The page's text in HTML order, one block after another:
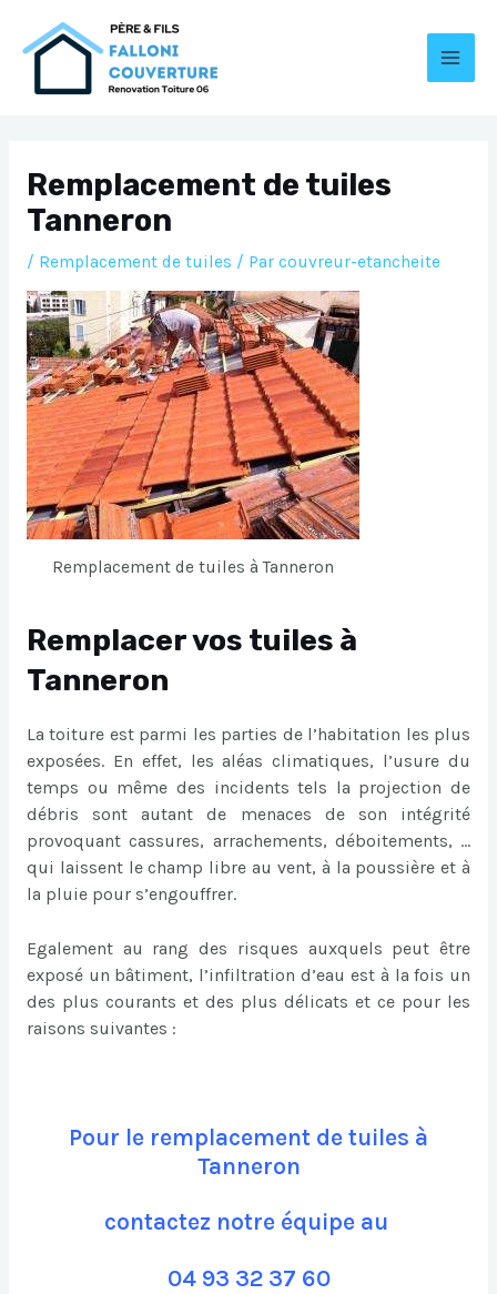
Remplacement de tuiles
Tanneron
/ Remplacement de tuiles / Par couvreur-etancheite
Remplacement de tuiles à Tanneron
Remplacer vos tuiles à
Tanneron
La toiture est parmi les parties de l’habitation les plus
exposées. En effet, les aléas climatiques, l’usure du
temps ou même des incidents tels la projection de
débris sont autant de menaces de son intégrité
provoquant cassures, arrachements, déboitements, …
qui laissent le champ libre au vent, à la poussière et à
la pluie pour s’engouffrer.
Egalement au rang des risques auxquels peut être
exposé un bâtiment, l’infiltration d’eau est à la fois un
des plus courants et des plus délicats et ce pour les
raisons suivantes :
Pour le remplacement de tuiles à
Tanneron
contactez notre équipe au
04 93 32 37 60